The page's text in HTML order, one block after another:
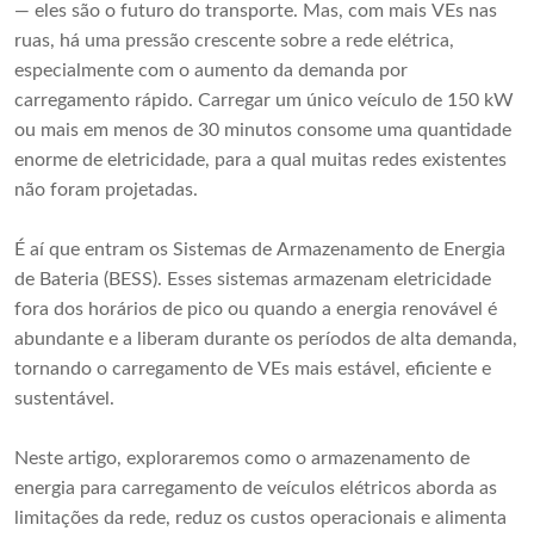
— eles são o futuro do transporte. Mas, com mais VEs nas
ruas, há uma pressão crescente sobre a rede elétrica,
especialmente com o aumento da demanda por
carregamento rápido. Carregar um único veículo de 150 kW
ou mais em menos de 30 minutos consome uma quantidade
enorme de eletricidade, para a qual muitas redes existentes
não foram projetadas.
É aí que entram os Sistemas de Armazenamento de Energia
de Bateria (BESS). Esses sistemas armazenam eletricidade
fora dos horários de pico ou quando a energia renovável é
abundante e a liberam durante os períodos de alta demanda,
tornando o carregamento de VEs mais estável, eficiente e
sustentável.
Neste artigo, exploraremos como o armazenamento de
energia para carregamento de veículos elétricos aborda as
limitações da rede, reduz os custos operacionais e alimenta